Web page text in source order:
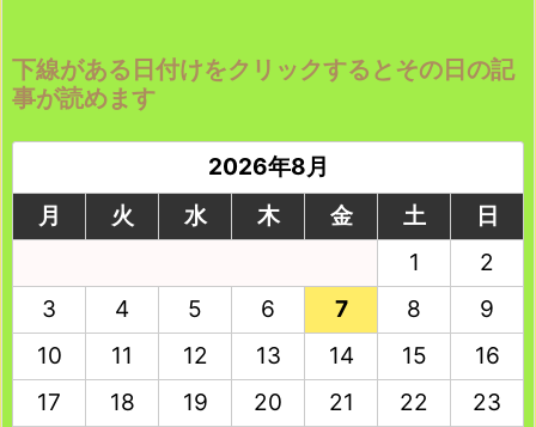
下線がある日付けをクリックするとその日の記
事が読めます
2026年8月
月
火 水 木 金 土
日
1
2
3
4 5 6 7 8
9
10
11 12 13 14 15
16
17
18 19 20 21 22
23